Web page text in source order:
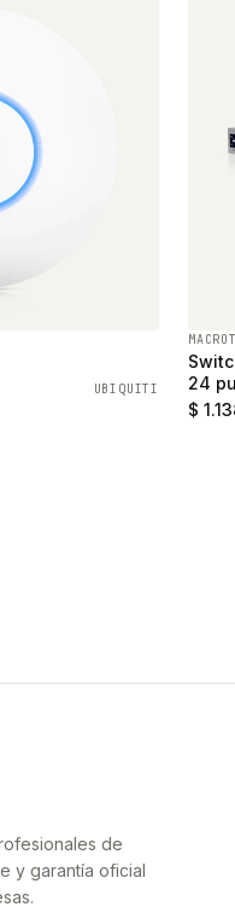
UBIQUITI
24
SFP
$
de
y garantía oficial